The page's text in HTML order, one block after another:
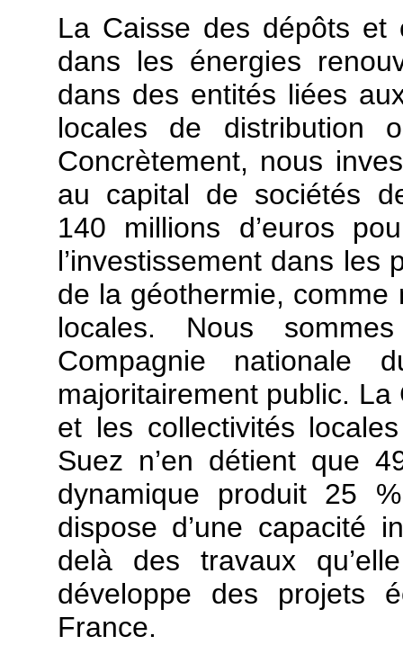
La Caisse des dépôts et
dans les énergies
dans des entités liées
locales de distribution
Concrètement, nous
au capital de sociétés
140 millions d’euros
l’investissement dans
de la géothermie,
locales. Nous
Compagnie
majoritairement public.
et les collectivités
Suez n’en détient que
dynamique produit 25
dispose d’une capacité
delà des travaux
développe des projets
France.